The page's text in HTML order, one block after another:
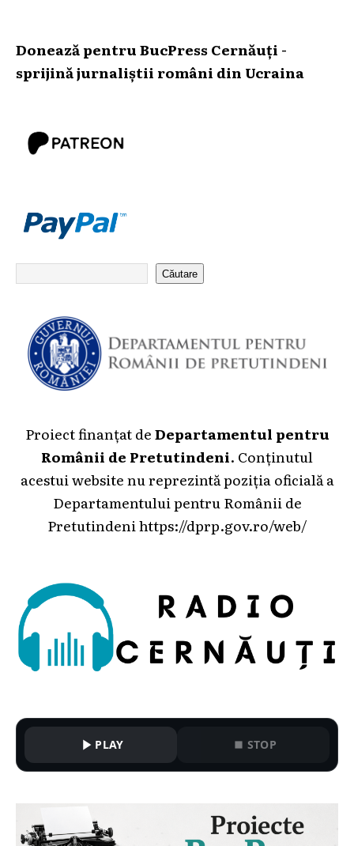
Donează pentru BucPress Cernăuți -
sprijină jurnaliștii români din Ucraina
Căutare
Proiect finanțat deDepartamentul pentru
Românii de Pretutindeni. Conținutul
acestui website nu reprezintă poziția oficială a
Departamentului pentru Românii de
Pretutindenihttps://dprp.gov.ro/web/
PLAY STOP